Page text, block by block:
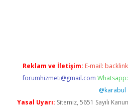
Reklam ve İletişim: E-mail:
forumhizmeti@gmail.com
@karabul
Yasal Uyarı: Sitemiz, 5651 Sayılı